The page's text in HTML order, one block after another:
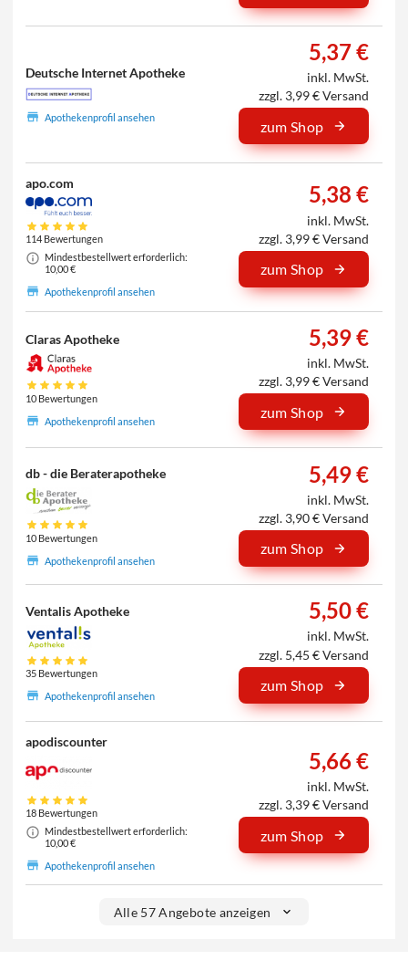
Deutsche Internet Apotheke
Apothekenprofil ansehen
5,37 €
inkl. MwSt.
zzgl. 3,99 € Versand
zum Shop
apo.com
114 Bewertungen
Mindestbestellwert erforderlich:
10,00 €
Apothekenprofil ansehen
5,38 €
inkl. MwSt.
zzgl. 3,99 € Versand
zum Shop
Claras Apotheke
10 Bewertungen
Apothekenprofil ansehen
5,39 €
inkl. MwSt.
zzgl. 3,99 € Versand
zum Shop
db - die Beraterapotheke
10 Bewertungen
Apothekenprofil ansehen
5,49 €
inkl. MwSt.
zzgl. 3,90 € Versand
zum Shop
Ventalis Apotheke
35 Bewertungen
Apothekenprofil ansehen
5,50 €
inkl. MwSt.
zzgl. 5,45 € Versand
zum Shop
apodiscounter
18 Bewertungen
Mindestbestellwert erforderlich:
10,00 €
Apothekenprofil ansehen
5,66 €
inkl. MwSt.
zzgl. 3,39 € Versand
zum Shop
Alle 57 Angebote anzeigen